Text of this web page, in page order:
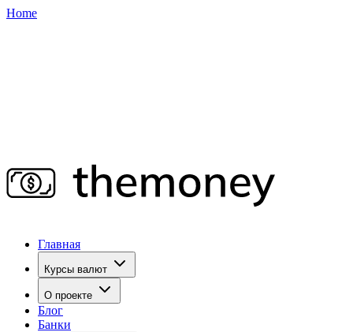
Home
Главная
Курсы валют
О проекте
Блог
Банки